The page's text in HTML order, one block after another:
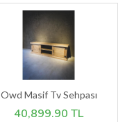
Owd Masif Tv Sehpası
40,899.90 TL